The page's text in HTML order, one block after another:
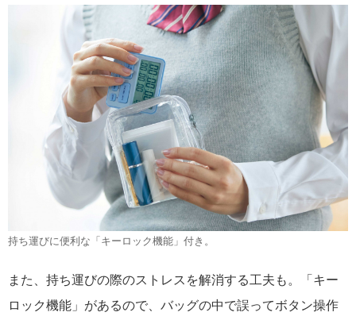
持ち運びに便利な「キーロック機能」付き。
また、持ち運びの際のストレスを解消する工夫も。「キー
ロック機能」があるので、バッグの中で誤ってボタン操作